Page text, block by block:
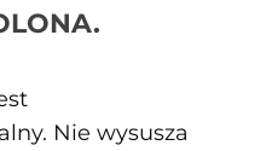
Nie wysusza